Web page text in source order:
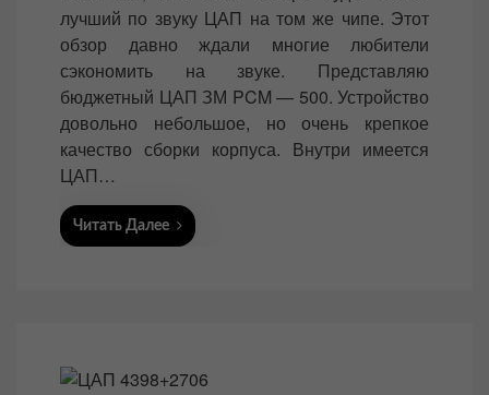
d
o
n
лучший по звуку ЦАП на том же чипе. Этот
обзор давно ждали многие любители
сэкономить на звуке. Представляю
бюджетный ЦАП ЗМ PCM — 500. Устройство
довольно небольшое, но очень крепкое
качество сборки корпуса. Внутри имеется
ЦАП…
Читать Далее